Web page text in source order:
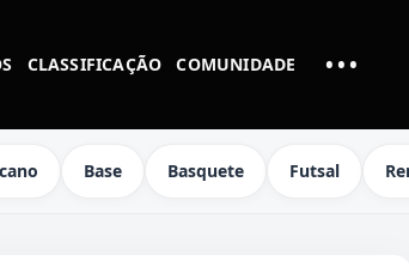
CLASSIFICAÇÃO COMUNIDADE •••MAIS
Base Basquete Futsal